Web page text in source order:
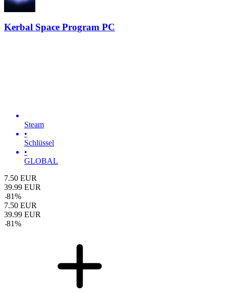
Kerbal Space Program PC
Steam
•
Schlüssel
•
GLOBAL
7.50 EUR
39.99 EUR
-81%
7.50 EUR
39.99 EUR
-81%